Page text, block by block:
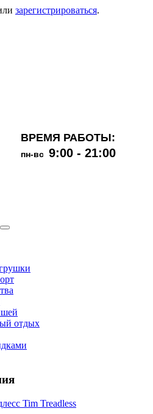
зарегистрироваться.
ВРЕМЯ РАБОТЫ:
пн-вс 9:00 - 21:00
отдых